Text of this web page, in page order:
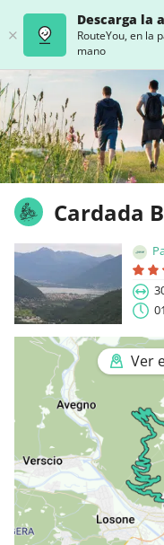
Descarga la
RouteYou, en la
mano
Cardada
Ver